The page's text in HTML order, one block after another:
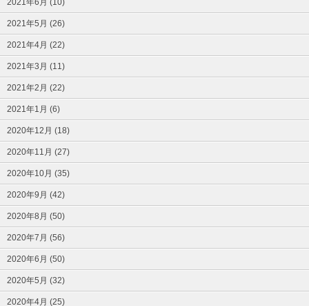
2021年5月 (26)
2021年4月 (22)
2021年3月 (11)
2021年2月 (22)
2021年1月 (6)
2020年12月 (18)
2020年11月 (27)
2020年10月 (35)
2020年9月 (42)
2020年8月 (50)
2020年7月 (56)
2020年6月 (50)
2020年5月 (32)
2020年4月 (25)